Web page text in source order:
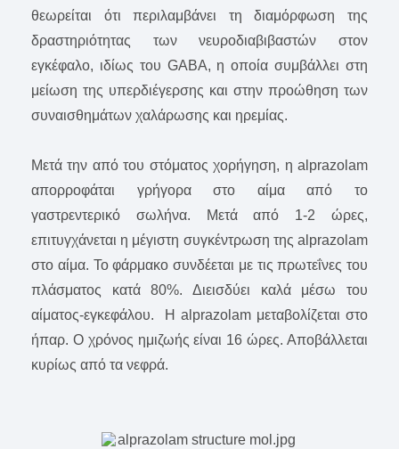
θεωρείται ότι περιλαμβάνει τη διαμόρφωση της
δραστηριότητας των νευροδιαβιβαστών στον
εγκέφαλο, ιδίως του GABA, η οποία συμβάλλει στη
μείωση της υπερδιέγερσης και στην προώθηση των
συναισθημάτων χαλάρωσης και ηρεμίας.
Μετά την από του στόματος χορήγηση, η alprazolam
απορροφάται γρήγορα στο αίμα από το
γαστρεντερικό σωλήνα. Μετά από 1-2 ώρες,
επιτυγχάνεται η μέγιστη συγκέντρωση της alprazolam
στο αίμα. Το φάρμακο συνδέεται με τις πρωτεΐνες του
πλάσματος κατά 80%. Διεισδύει καλά μέσω του
αίματος-εγκεφάλου. Η alprazolam μεταβολίζεται στο
ήπαρ. Ο χρόνος ημιζωής είναι 16 ώρες. Αποβάλλεται
κυρίως από τα νεφρά.